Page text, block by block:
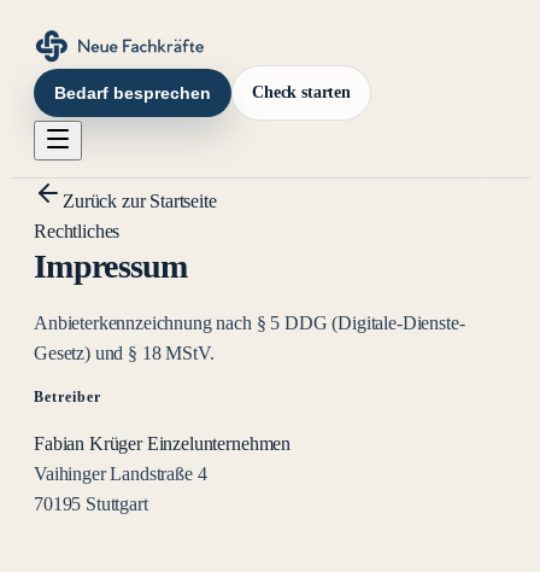
Bedarf besprechen Check starten
Zurück zur Startseite
Rechtliches
Impressum
Anbieterkennzeichnung nach § 5 DDG (Digitale-Dienste-
Gesetz) und § 18 MStV.
Betreiber
Fabian Krüger Einzelunternehmen
Vaihinger Landstraße 4
70195 Stuttgart